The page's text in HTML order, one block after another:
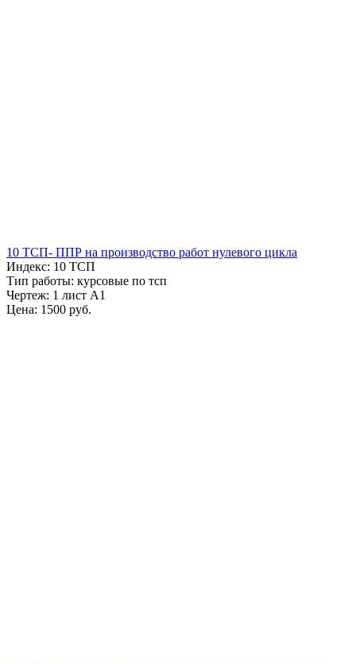
10 ТСП- ППР на производство работ нулевого цикла
Индекс: 10 ТСП
Тип работы: курсовые по тсп
Чертеж: 1 лист А1
Цена: 1500 руб.